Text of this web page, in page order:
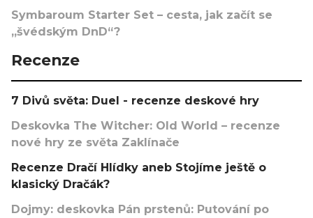
Symbaroum Starter Set – cesta, jak začít se
„švédským DnD“?
Recenze
7 Divů světa: Duel - recenze deskové hry
Deskovka The Witcher: Old World – recenze
nové hry ze světa Zaklínače
Recenze Dračí Hlídky aneb Stojíme ještě o
klasický Dračák?
Dojmy: deskovka Pán prstenů: Putování po